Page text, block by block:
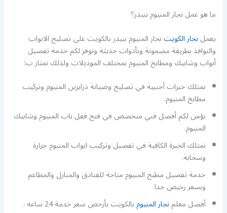
ما هو عمل نجار المنيوم بنيدر؟
يعملنجار الكويتنجار المنيوم بنيدر بالكويت على تصليح الابواب
والنوافذ بطريقة مضمونة وبأدوات حديثة ونوفر لكم خدمة تفصيل
أبواب وشابيك ومطابخ المنيوم بمختلف الموديلات ولذلك نمتاز ب:
نمتلك خبرات أجنبية في تصليح وصيانة درابزين المنيوم وتركيب
مطابخ المنيوم.
نؤمن لكم أفضل فني متخصص في فتح قفل باب المنيوم وشابيك
المنيوم.
نمتلك الخبرة الكافية في تفصيل وتركيب ابواب المنيوم جرارة
وسحابة.
خدمة تفصيل مطبخ المنيوم متاحة للفنادق والمنازل والمطاعم
وبسعر رخيص جدا
أفضل معلمنجار المنيومبالكويت بأرخص سعر خدمة 24 ساعه .